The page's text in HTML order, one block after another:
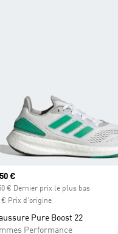
actuel
€
€ Dernier prix le plus bas
€ Prix d'origine
Pure Boost 22
Performance